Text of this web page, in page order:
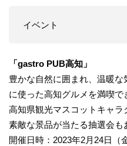
イベント
「gastro PUB高知」
豊かな自然に囲まれ、温暖
に使った高知グルメを満喫で
高知県観光マスコットキャラ
素敵な景品が当たる抽選会も
開催日時：2023年2月24日（